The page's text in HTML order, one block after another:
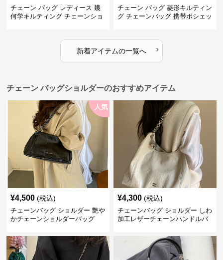
チェーン バッグ レディース 幾
何学キルティング チェーンショ
チェーン バッグ 菱形キルティン
グ チェーンバッグ 携帯ポシェッ
新着アイテムの一覧へ ›
チェーン バッグショルダーのおすすめアイテム
人気
¥4,500 (税込)
チェーンバッグ ショルダー 艶や
かチェーンショルダーバッグ
¥4,300 (税込)
チェーンバッグ ショルダー しわ
加工レザーチェーンハンドルバ